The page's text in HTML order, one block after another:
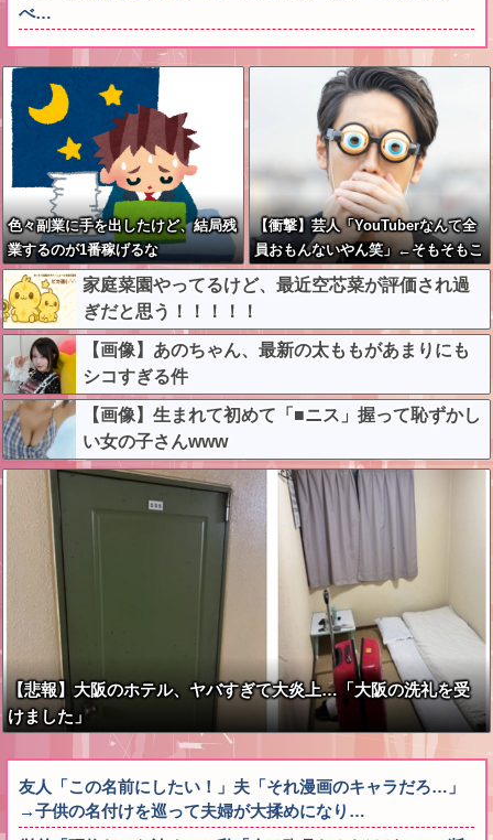
べ…
色々副業に手を出したけど、結局残
業するのが1番稼げるな
【衝撃】芸人「YouTuberなんて全
員おもんないやん笑」←そもそもこ
れが始まりなんだと思うんだがどう
思う？？？？？
家庭菜園やってるけど、最近空芯菜が評価され過
ぎだと思う！！！！！
【画像】あのちゃん、最新の太ももがあまりにも
シコすぎる件
【画像】生まれて初めて「■ニス」握って恥ずかし
い女の子さんwww
【悲報】大阪のホテル、ヤバすぎて大炎上…「大阪の洗礼を受
けました」
友人「この名前にしたい！」夫「それ漫画のキャラだろ…」
→子供の名付けを巡って夫婦が大揉めになり…